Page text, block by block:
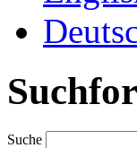
Suche